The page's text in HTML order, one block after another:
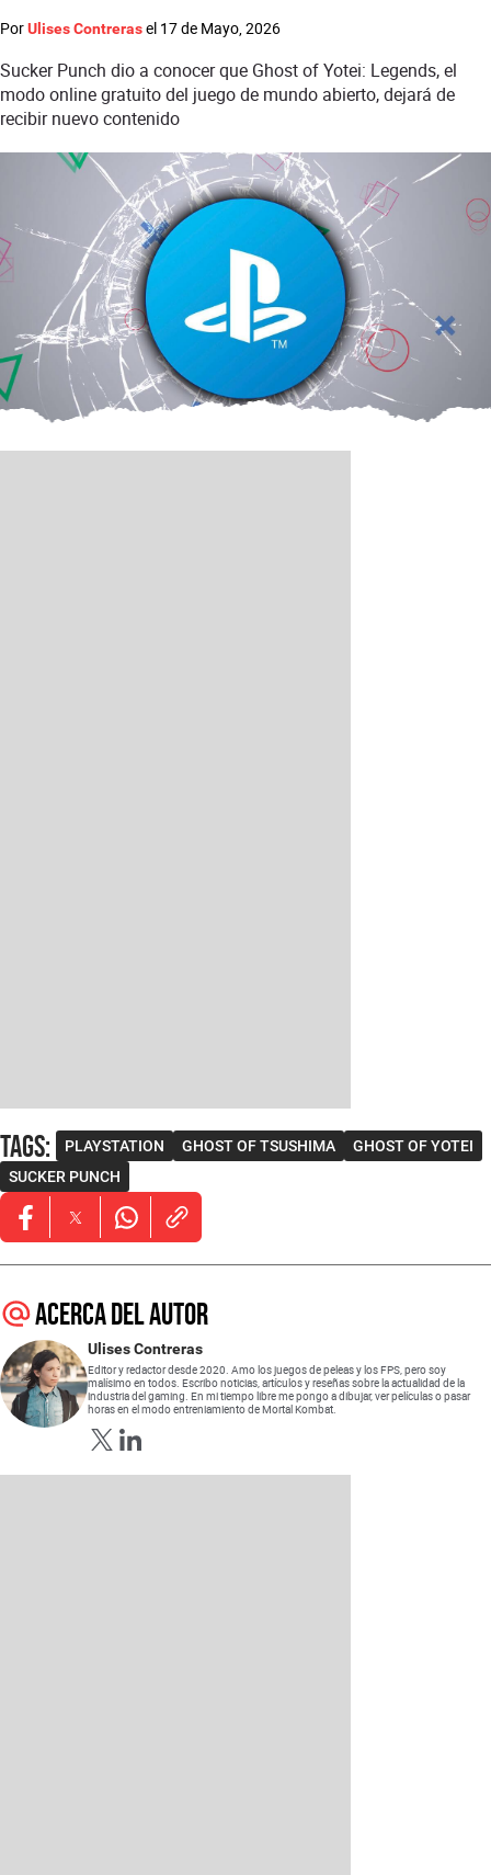
PorUlises Contrerasel 17 de Mayo, 2026
Sucker Punch dio a conocer que Ghost of Yotei: Legends, el
modo online gratuito del juego de mundo abierto, dejará de
recibir nuevo contenido
Tags: PLAYSTATION GHOST OF TSUSHIMA
GHOST OF YOTEI
SUCKER PUNCH
Opens in new window
Opens in new window
Opens in new window
Acerca del autor
Ulises Contreras
Editor y redactor desde 2020. Amo los juegos de peleas y los FPS, pero soy
malísimo en todos. Escribo noticias, artículos y reseñas sobre la actualidad de la
industria del gaming. En mi tiempo libre me pongo a dibujar, ver películas o pasar
horas en el modo entreniamiento de Mortal Kombat.
Opens in new window
Opens in new window